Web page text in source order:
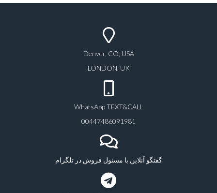
Denver, CO, USA
LONDON, UK
WhatsApp TEXT&CALL
00447486091981
گفتگو آنلاین با مسئول فروش در تلگرام